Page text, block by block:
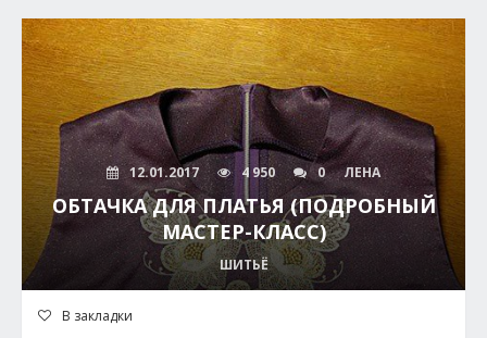
12.01.2017 4 950 0 ЛЕНА
ОБТАЧКА ДЛЯ ПЛАТЬЯ (ПОДРОБНЫЙ
МАСТЕР-КЛАСС)
ШИТЬЁ
В закладки